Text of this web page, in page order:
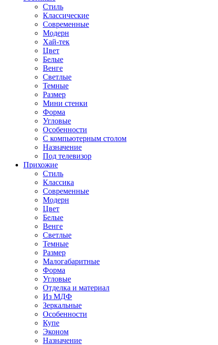
Стиль
Классические
Современные
Модерн
Хай-тек
Цвет
Белые
Венге
Светлые
Темные
Размер
Мини стенки
Форма
Угловые
Особенности
С компьютерным столом
Назначение
Под телевизор
Прихожие
Стиль
Классика
Современные
Модерн
Цвет
Белые
Венге
Светлые
Темные
Размер
Малогабаритные
Форма
Угловые
Отделка и материал
Из МДФ
Зеркальные
Особенности
Купе
Эконом
Назначение